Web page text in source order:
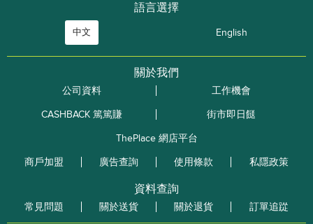
語言選擇
中文 English
關於我們
公司資料
工作機會
CASHBACK 篤篤賺
街市即日餸
ThePlace 網店平台
商戶加盟
廣告查詢 使用條款 私隱政策
資料查詢
常見問題 關於送貨 關於退貨 訂單追踨